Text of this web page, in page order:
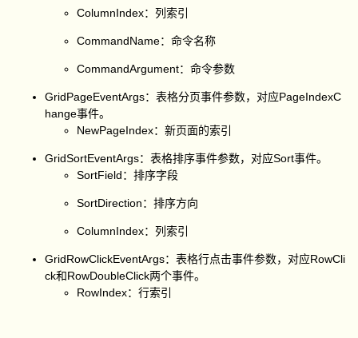
ColumnIndex：列索引
CommandName：命令名称
CommandArgument：命令参数
GridPageEventArgs：表格分页事件参数，对应PageIndexC
hange事件。
NewPageIndex：新页面的索引
GridSortEventArgs：表格排序事件参数，对应Sort事件。
SortField：排序字段
SortDirection：排序方向
ColumnIndex：列索引
GridRowClickEventArgs：表格行点击事件参数，对应RowCli
ck和RowDoubleClick两个事件。
RowIndex：行索引